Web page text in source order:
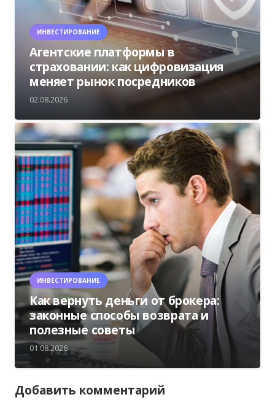
ИНВЕСТИРОВАНИЕ
Агентские платформы в
страховании: как цифровизация
меняет рынок посредников
02.08.2026
ИНВЕСТИРОВАНИЕ
Как вернуть деньги от брокера:
законные способы возврата и
полезные советы
01.08.2026
Добавить комментарий